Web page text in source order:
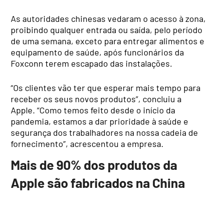
As autoridades chinesas vedaram o acesso à zona,
proibindo qualquer entrada ou saída, pelo período
de uma semana, exceto para entregar alimentos e
equipamento de saúde, após funcionários da
Foxconn terem escapado das instalações.
“Os clientes vão ter que esperar mais tempo para
receber os seus novos produtos”, concluiu a
Apple. “Como temos feito desde o início da
pandemia, estamos a dar prioridade à saúde e
segurança dos trabalhadores na nossa cadeia de
fornecimento”, acrescentou a empresa.
Mais de 90% dos produtos da
Apple são fabricados na China